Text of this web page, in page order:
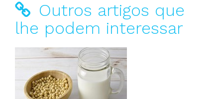
Outros artigos que
lhe podem interessar